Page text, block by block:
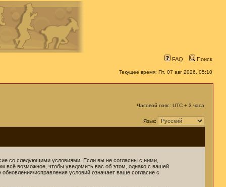
FAQ Поиск
Текущее время: Пт, 07 авг 2026, 05:10
Часовой пояс: UTC + 3 часа
Язык:
со следующими условиями. Если вы не согласны с ними,
всё возможное, чтобы уведомить вас об этом, однако с вашей
исправления условий означает ваше согласие с